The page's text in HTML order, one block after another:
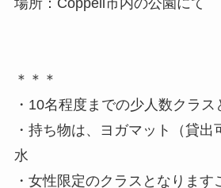
＊＊＊
・10名程度までの少人数クラス
・持ち物は、ヨガマット（貸出
水
・女性限定のクラスとなります